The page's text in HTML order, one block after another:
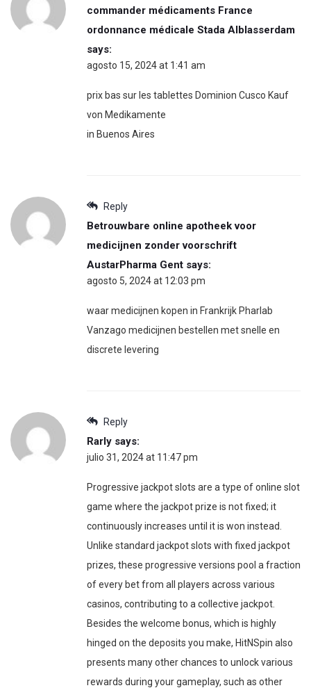
commander médicaments France
ordonnance médicale Stada Alblasserdam
says:
agosto 15, 2024 at 1:41 am
prix bas sur les tablettes Dominion Cusco Kauf
von Medikamente
in Buenos Aires
Reply
Betrouwbare online apotheek voor
medicijnen zonder voorschrift
AustarPharma Gent says:
agosto 5, 2024 at 12:03 pm
waar medicijnen kopen in Frankrijk Pharlab
Vanzago medicijnen bestellen met snelle en
discrete levering
Reply
Rarly says:
julio 31, 2024 at 11:47 pm
Progressive jackpot slots are a type of online slot
game where the jackpot prize is not fixed; it
continuously increases until it is won instead.
Unlike standard jackpot slots with fixed jackpot
prizes, these progressive versions pool a fraction
of every bet from all players across various
casinos, contributing to a collective jackpot.
Besides the welcome bonus, which is highly
hinged on the deposits you make, HitNSpin also
presents many other chances to unlock various
rewards during your gameplay, such as other